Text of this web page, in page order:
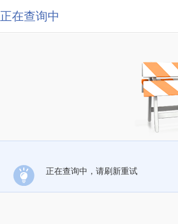
正在查询中
正在查询中，请刷新重试